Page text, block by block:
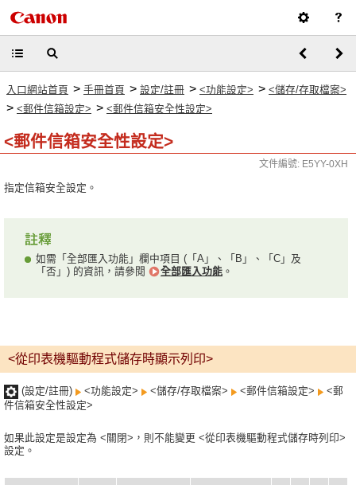
入口網站首頁 > 手冊首頁 > 設定/註冊 > <功能設定> > <儲存/存取檔案>
> <郵件信箱設定> > <郵件信箱安全性設定>
<郵件信箱安全性設定>
文件編號: E5YY-0XH
指定信箱安全設定。
如需「全部匯入功能」欄中項目 (「A」、「B」、「C」及
「否」) 的資訊，請參閱
全部匯入功能 。
<從印表機驅動程式儲存時顯示列印>
(設定/註冊) <功能設定> <儲存/存取檔案> <郵件信箱設定>
<郵
件信箱安全性設定>
如果此設定是設定為 <關閉>，則不能變更 <從印表機驅動程式儲存時列印>
設定。